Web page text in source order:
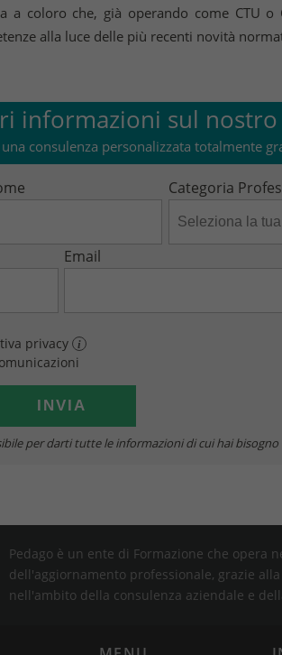
coloro che, già operando come CTU o
alla luce delle più recenti novità
informazioni sul nostro
consulenza personalizzata totalmente
Categoria
Email
privacy i
per darti tutte le informazioni di cui hai bisogno
Pedago è un ente di Formazione che opera
dell'aggiornamento professionale, grazie
nell'ambito della consulenza aziendale e